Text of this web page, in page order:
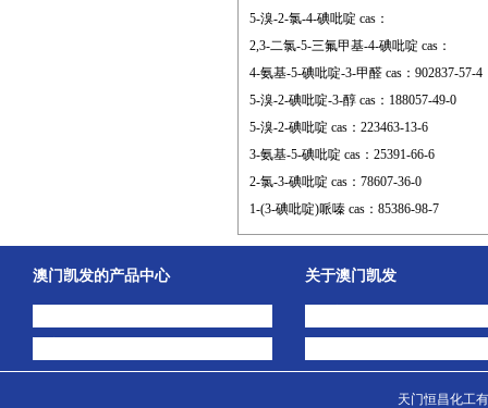
5-溴-2-氯-4-碘吡啶 cas：
2,3-二氯-5-三氟甲基-4-碘吡啶 cas：
4-氨基-5-碘吡啶-3-甲醛 cas：902837-57-4
5-溴-2-碘吡啶-3-醇 cas：188057-49-0
5-溴-2-碘吡啶 cas：223463-13-6
3-氨基-5-碘吡啶 cas：25391-66-6
2-氯-3-碘吡啶 cas：78607-36-0
1-(3-碘吡啶)哌嗪 cas：85386-98-7
澳门凯发的产品中心 关于澳门凯发
天门恒昌化工